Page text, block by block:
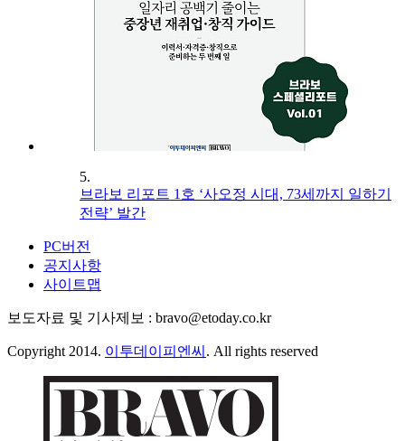
5.
브라보 리포트 1호 ‘사오정 시대, 73세까지 일하기
전략’ 발간
PC버전
공지사항
사이트맵
보도자료 및 기사제보 : bravo@etoday.co.kr
Copyright 2014. 이투데이피엔씨 . All rights reserved